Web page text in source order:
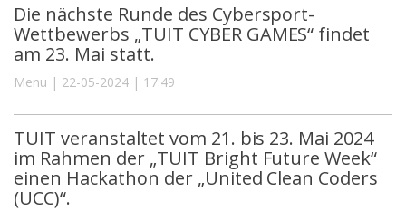
Die nächste Runde des Cybersport-
Wettbewerbs „TUIT CYBER GAMES“ findet
am 23. Mai statt.
Menu | 22-05-2024 | 17:49
TUIT veranstaltet vom 21. bis 23. Mai 2024
im Rahmen der „TUIT Bright Future Week“
einen Hackathon der „United Clean Coders
(UCC)“.